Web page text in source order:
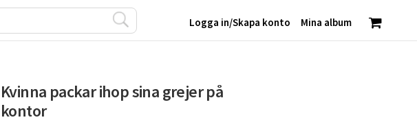
Mina album
Logga in/Skapa konto
Kvinna packar ihop sina grejer på
kontor